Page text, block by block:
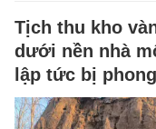
Tịch thu kho
dưới nền nhà
lập tức bị